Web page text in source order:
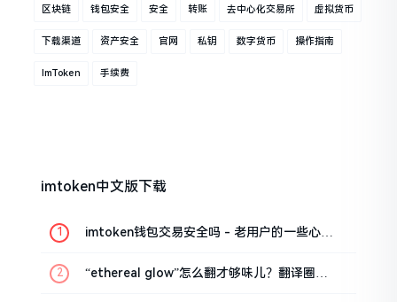
区块链 钱包安全 安全 转账 去中心化交易所 虚拟货币
下载渠道 资产安全 官网 私钥 数字货币 操作指南
ImToken 手续费
imtoken中文版下载
imtoken钱包交易安全吗 - 老用户的一些心里
“ethereal glow”怎么翻才够味儿？翻译圈老